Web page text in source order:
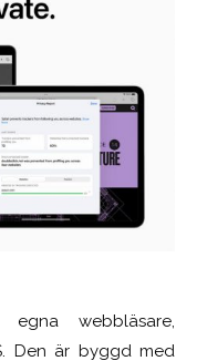
webbläsare,
Den är byggd med